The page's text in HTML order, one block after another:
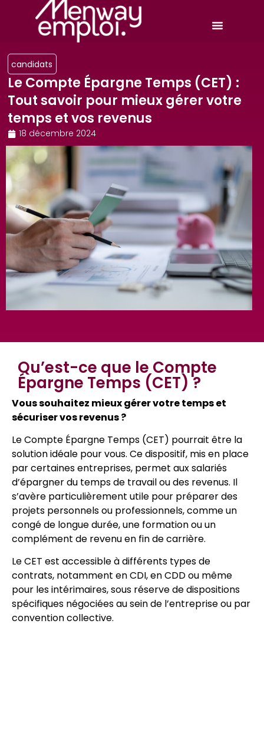
candidats
Le Compte Épargne Temps (CET) :
Tout savoir pour mieux gérer votre
temps et vos revenus
18 décembre 2024
Qu’est-ce que le Compte
Épargne Temps (CET) ?
Vous souhaitez mieux gérer votre temps et
sécuriser vos revenus ?
Le Compte Épargne Temps (CET) pourrait être la
solution idéale pour vous. Ce dispositif, mis en place
par certaines entreprises, permet aux salariés
d’épargner du temps de travail ou des revenus. Il
s’avère particulièrement utile pour préparer des
projets personnels ou professionnels, comme un
congé de longue durée, une formation ou un
complément de revenu en fin de carrière.
Le CET est accessible à différents types de
contrats, notamment en CDI, en CDD ou même
pour les intérimaires, sous réserve de dispositions
spécifiques négociées au sein de l’entreprise ou par
convention collective.